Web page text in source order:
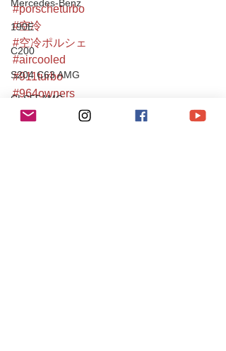
Mercedes-Benz
190E
C200
S204 C63 AMG
CLS55AMG
SL350
#porscheturbo
#空冷
#空冷ポルシェ
#aircooled
#911turbo
#964owners
#都内